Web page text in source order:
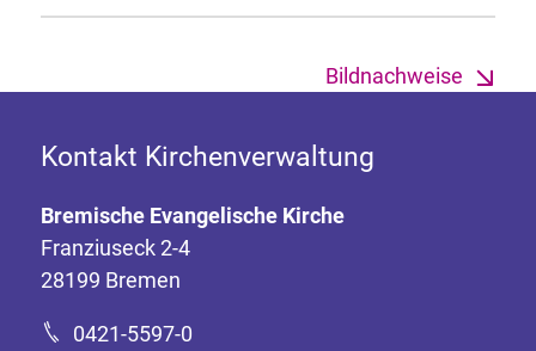
Bildnachweise
Kontakt Kirchenverwaltung
Bremische Evangelische Kirche
Franziuseck 2-4
28199 Bremen
0421-5597-0